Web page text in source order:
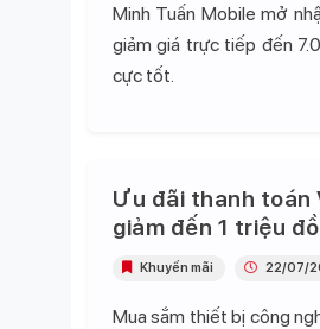
Minh Tuấn Mobile mở
giảm giá trực tiếp đến
cực tốt.
Ưu đãi thanh toán
giảm đến 1 triệu
Mua sắm thiết bị công
Khuyến mãi 22/07/